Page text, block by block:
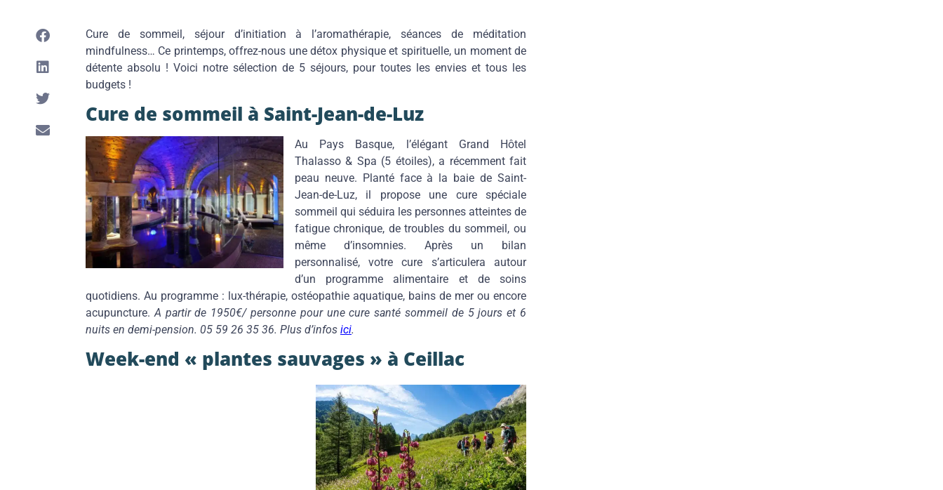
Cure de sommeil, séjour d’initiation à l’aromathérapie, séances de méditation
mindfulness… Ce printemps, offrez-nous une détox physique et spirituelle, un moment de
détente absolu ! Voici notre sélection de 5 séjours, pour toutes les envies et tous les
budgets !
Cure de sommeil à Saint-Jean-de-Luz
Au Pays Basque, l’élégant Grand Hôtel
Thalasso & Spa (5 étoiles), a récemment fait
peau neuve. Planté face à la baie de Saint-
Jean-de-Luz, il propose une cure spéciale
sommeil qui séduira les personnes atteintes de
fatigue chronique, de troubles du sommeil, ou
même d’insomnies. Après un bilan
personnalisé, votre cure s’articulera autour
d’un programme alimentaire et de soins
quotidiens. Au programme : lux-thérapie, ostéopathie aquatique, bains de mer ou encore
acupuncture.A partir de 1950€/ personne pour une cure santé sommeil de 5 jours et 6
nuits en demi-pension. 05 59 26 35 36. Plus d’infos ici.
Week-end « plantes sauvages » à Ceillac